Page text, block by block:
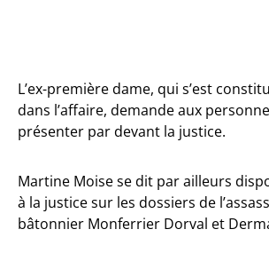
L’ex-première dame, qui s’est
dans l’affaire, demande aux
présenter par devant la justice.
Martine Moise se dit par ailleurs
à la justice sur les dossiers de
bâtonnier Monferrier Dorval et